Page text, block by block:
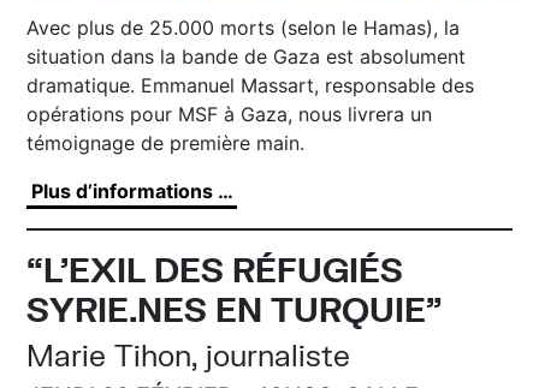
Avec plus de 25.000 morts (selon le Hamas), la
situation dans la bande de Gaza est absolument
dramatique. Emmanuel Massart, responsable des
opérations pour MSF à Gaza, nous livrera un
témoignage de première main.
Plus d’informations …
“L’EXIL DES RÉFUGIÉS
SYRIE.NES EN TURQUIE”
Marie Tihon, journaliste